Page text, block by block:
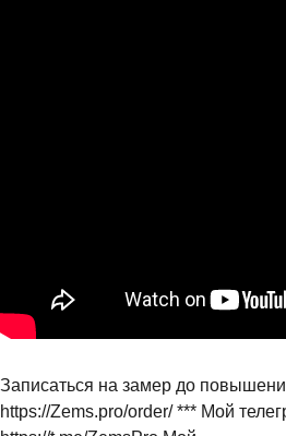
Записаться на замер до
https://Zems.pro/order/ *** Мой